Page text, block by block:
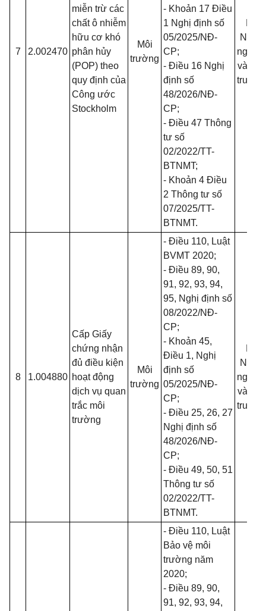
7 2.002470
miễn trừ các
chất ô nhiễm
hữu cơ khó
phân hủy
(POP) theo
quy định của
Công ước
Stockholm
Môi
trường
- Khoản 17 Điều
1 Nghị định số
05/2025/NĐ-
CP;
- Điều 16 Nghị
định số
48/2026/NĐ-
CP;
- Điều 47 Thông
tư số
02/2022/TT-
BTNMT;
- Khoản 4 Điều
2 Thông tư số
07/2025/TT-
BTNMT.
Nông
nghiệp
và Môi
trường
8 1.004880
Cấp Giấy
chứng nhận
đủ điều kiện
hoạt động
dịch vụ quan
trắc môi
trường
Môi
trường
- Điều 110, Luật
BVMT 2020;
- Điều 89, 90,
91, 92, 93, 94,
95, Nghị định số
08/2022/NĐ-
CP;
- Khoản 45,
Điều 1, Nghị
định số
05/2025/NĐ-
CP;
- Điều 25, 26, 27
Nghị định số
48/2026/NĐ-
CP;
- Điều 49, 50, 51
Thông tư số
02/2022/TT-
BTNMT.
Nông
nghiệp
và Môi
trường
- Điều 110, Luật
Bảo vệ môi
trường năm
2020;
- Điều 89, 90,
91, 92, 93, 94,